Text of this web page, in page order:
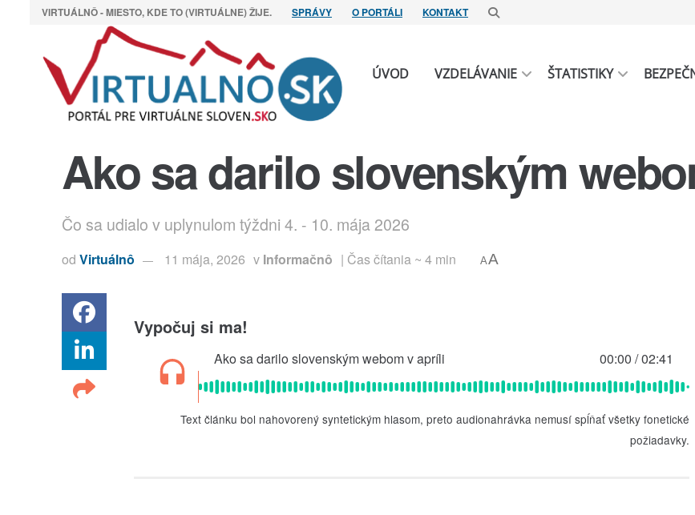
VIRTUÁLNÔ - MIESTO, KDE TO (VIRTUÁLNE) ŽIJE. SPRÁVY O PORTÁLI KONTAKT
ÚVOD VZDELÁVANIE ŠTATISTIKY
Ako sa darilo slovenským
Čo sa udialo v uplynulom týždni 4. - 10. mája 2026
od Virtuálnô 11 mája, 2026 v Informačnô | Čas čítania ~ 4 min AA
Vypočuj si ma!
Ako sa darilo slovenským webom v apríli 00:00 /02:41
Text článku bol nahovorený syntetickým hlasom, preto audionahrávka nemusí spĺňať všetky fonetické
požiadavky.